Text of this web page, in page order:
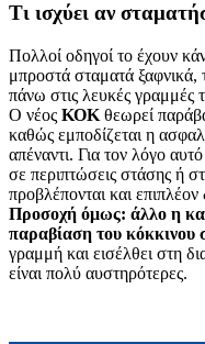
Τι ισχύει αν
Πολλοί οδηγοί το έχουν
μπροστά σταματά ξαφνικά,
πάνω στις λευκές γραμμές
Ο νέος ΚΟΚ θεωρεί
καθώς εμποδίζεται η
απέναντι. Για τον λόγο
σε περιπτώσεις στάσης ή
προβλέπονται και επιπλέον
Προσοχή όμως: άλλο η
παραβίαση του κόκκινου
γραμμή και εισέλθει στη
είναι πολύ αυστηρότερες.